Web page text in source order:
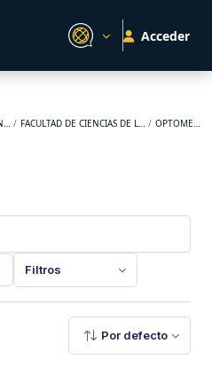
Acceder
PRESENCIAL FACULTAD DE CIENCIAS DE LA SALUD OPTOMETRÍA
Filtros
Por defecto